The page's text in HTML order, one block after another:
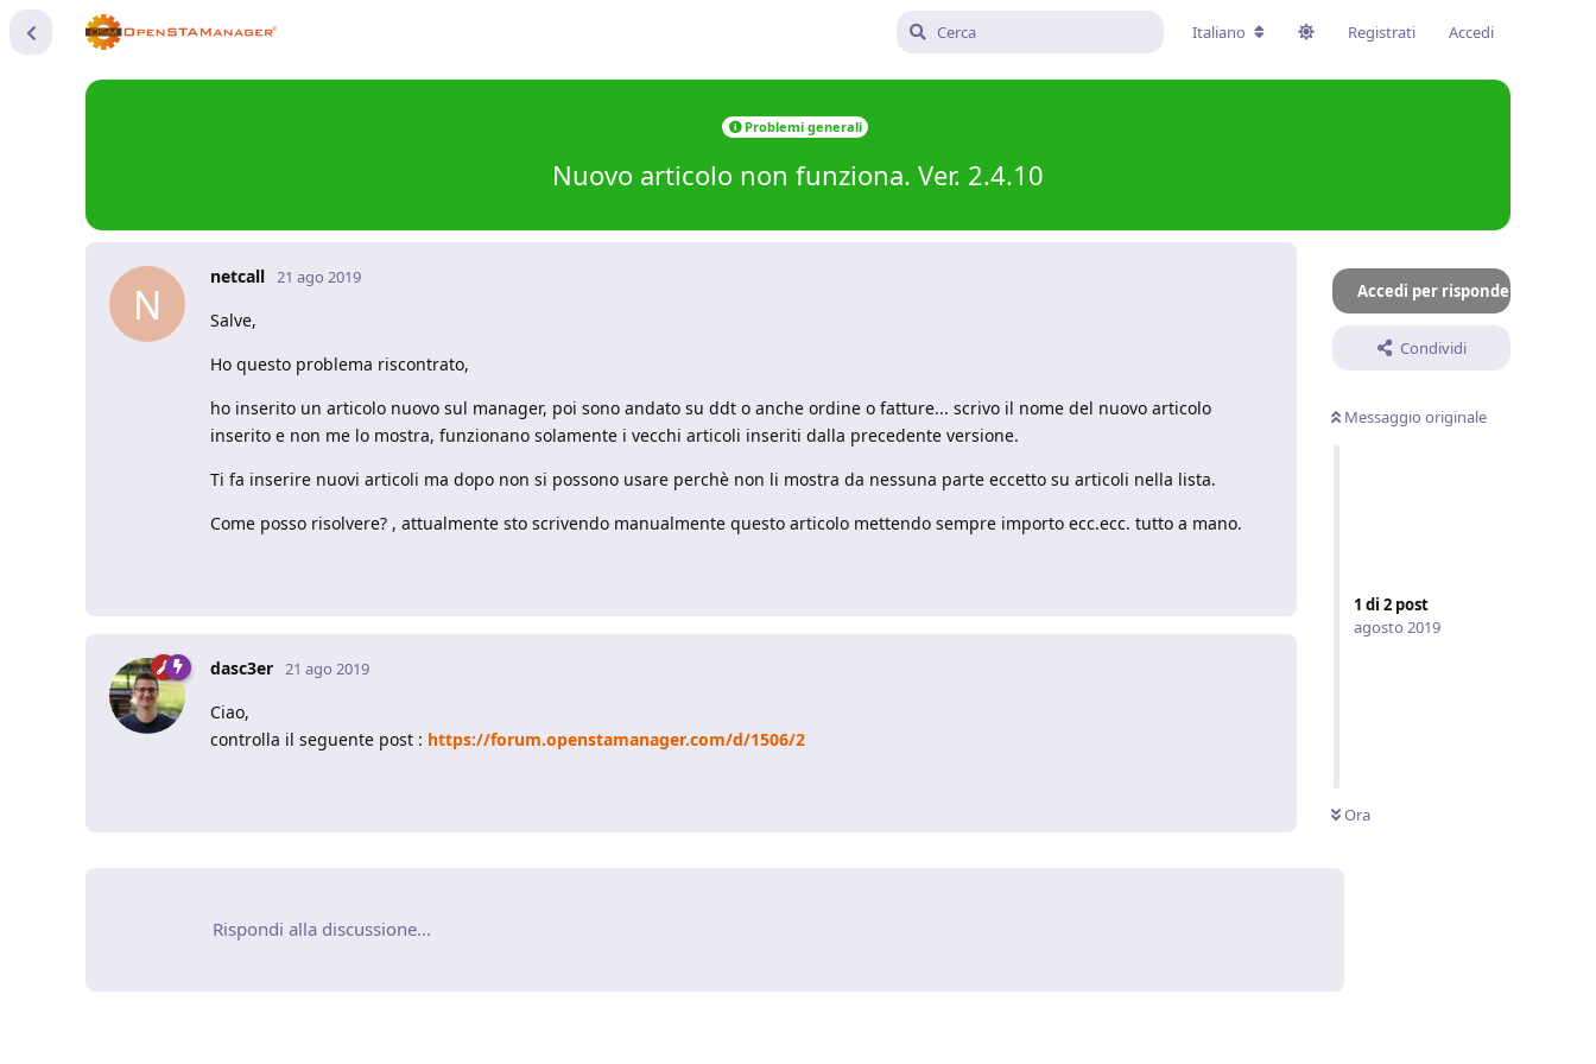
Italiano Registrati Accedi
Problemi generali
Nuovo articolo non funziona. Ver. 2.4.10
Accedi per rispondere
Condividi
Messaggio originale
1 di 2 post
agosto 2019
Ora
N
netcall 21 ago 2019
Salve,
Ho questo problema riscontrato,
ho inserito un articolo nuovo sul manager, poi sono andato su ddt o anche ordine o fatture... scrivo il nome del nuovo articolo
inserito e non me lo mostra, funzionano solamente i vecchi articoli inseriti dalla precedente versione.
Ti fa inserire nuovi articoli ma dopo non si possono usare perchè non li mostra da nessuna parte eccetto su articoli nella lista.
Come posso risolvere? , attualmente sto scrivendo manualmente questo articolo mettendo sempre importo ecc.ecc. tutto a mano.
dasc3er 21 ago 2019
Ciao,
controlla il seguente post : https://forum.openstamanager.com/d/1506/2
Rispondi alla discussione...